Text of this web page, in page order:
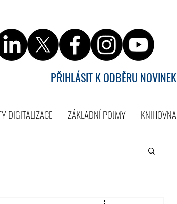
PŘIHLÁSIT K ODBĚRU NOVINEK
DIGITALIZACE ZÁKLADNÍ POJMY KNIHOVNA